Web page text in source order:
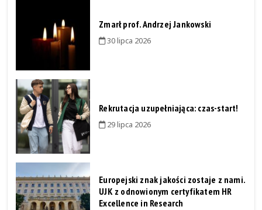
Zmarł prof. Andrzej Jankowski
30 lipca 2026
Rekrutacja uzupełniająca: czas-start!
29 lipca 2026
Europejski znak jakości zostaje z nami.
UJK z odnowionym certyfikatem HR
Excellence in Research